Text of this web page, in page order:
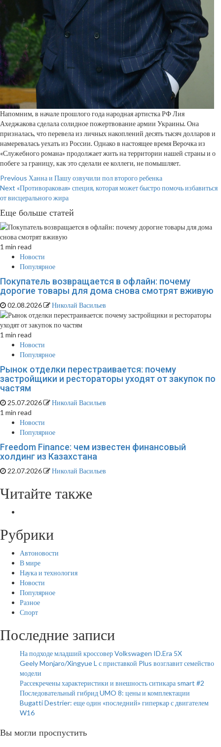
Напомним, в начале прошлого года народная артистка РФ Лия
Ахеджакова сделала солидное пожертвование армии Украины. Она
призналась, что перевела из личных накоплений десять тысяч долларов и
намеревалась уехать из России. Однако в настоящее время Верочка из
«Служебного романа» продолжает жить на территории нашей страны и о
побеге за границу, как это сделали ее коллеги, не помышляет.
Continue
Reading
Previous Ханна и Пашу озвучили пол второго ребенка
Next «Противораковая» специя, которая может быстро помочь избавиться
от висцерального жира
Еще больше статей
1 min read
Новости
Популярное
Покупатель возвращается в офлайн: почему
дорогие товары для дома снова смотрят вживую
02.08.2026 Николай Васильев
1 min read
Новости
Популярное
Рынок отделки перестраивается: почему
застройщики и рестораторы уходят от закупок по
частям
25.07.2026
Николай Васильев
1 min read
Новости
Популярное
Freedom Finance: чем известен финансовый
холдинг из Казахстана
22.07.2026 Николай Васильев
Читайте также
Рубрики
Автоновости
В мире
Наука и технология
Новости
Популярное
Разное
Спорт
Последние записи
На подходе младший кроссовер Volkswagen ID.Era 5X
Geely Monjaro/Xingyue L с приставкой Plus возглавит семейство
модели
Рассекречены характеристики и внешность ситикара smart #2
Последовательный гибрид UMO 8: цены и комплектации
Bugatti Destrier: еще один «последний» гиперкар с двигателем
W16
Вы могли проспустить